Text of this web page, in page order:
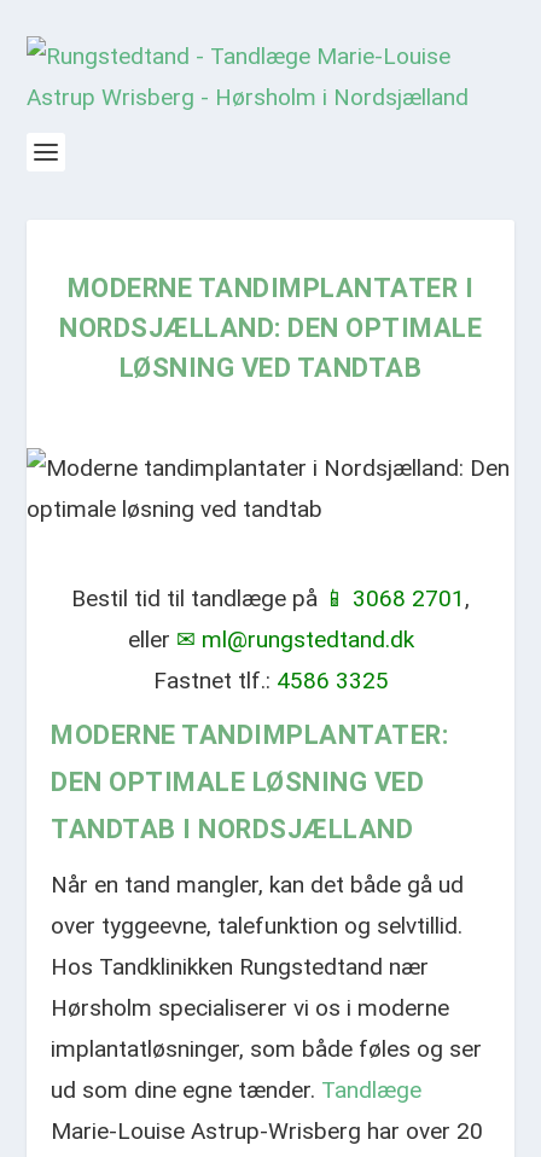
MODERNE TANDIMPLANTATER I
NORDSJÆLLAND: DEN OPTIMALE
LØSNING VED TANDTAB
Bestil tid til tandlæge på 📱 3068 2701 ,
eller ✉ ml@rungstedtand.dk
Fastnet tlf.: 4586 3325
MODERNE TANDIMPLANTATER:
DEN OPTIMALE LØSNING VED
TANDTAB I NORDSJÆLLAND
Når en tand mangler, kan det både gå ud
over tyggeevne, talefunktion og selvtillid.
Hos Tandklinikken Rungstedtand nær
Hørsholm specialiserer vi os i moderne
implantatløsninger, som både føles og ser
ud som dine egne tænder. Tandlæge
Marie-Louise Astrup-Wrisberg har over 20